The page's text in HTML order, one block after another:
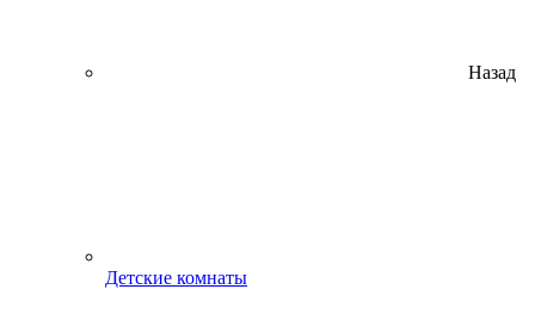
Назад
Детские комнаты